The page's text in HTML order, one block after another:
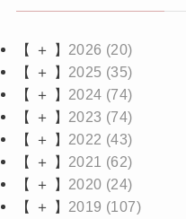
【 ＋ 】 2026 (20)
【 ＋ 】 2025 (35)
【 ＋ 】 2024 (74)
【 ＋ 】 2023 (74)
【 ＋ 】 2022 (43)
【 ＋ 】 2021 (62)
【 ＋ 】 2020 (24)
【 ＋ 】 2019 (107)